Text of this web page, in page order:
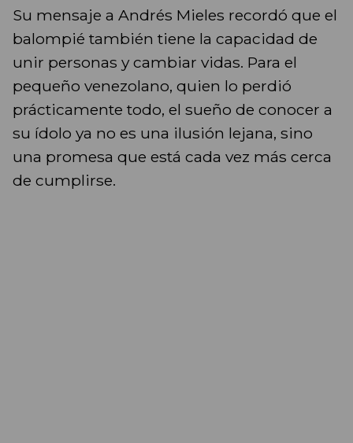
Su mensaje a Andrés Mieles recordó que el
balompié también tiene la capacidad de
unir personas y cambiar vidas. Para el
pequeño venezolano, quien lo perdió
prácticamente todo, el sueño de conocer a
su ídolo ya no es una ilusión lejana, sino
una promesa que está cada vez más cerca
de cumplirse.